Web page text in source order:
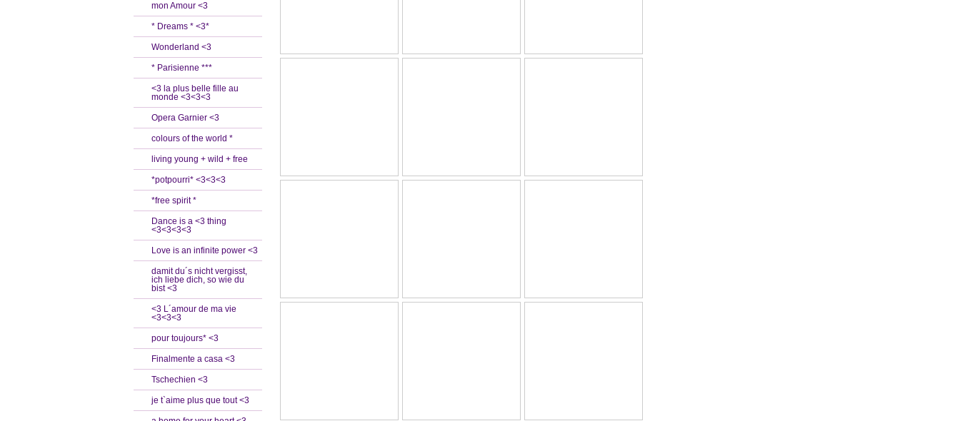
mon Amour <3
* Dreams * <3*
Wonderland <3
* Parisienne ***
<3 la plus belle fille au
monde <3<3<3
Opera Garnier <3
colours of the world *
living young + wild + free
*potpourri* <3<3<3
*free spirit *
Dance is a <3 thing
<3<3<3<3
Love is an infinite power <3
damit du´s nicht vergisst,
ich liebe dich, so wie du
bist <3
<3 L´amour de ma vie
<3<3<3
pour toujours* <3
Finalmente a casa <3
Tschechien <3
je t`aime plus que tout <3